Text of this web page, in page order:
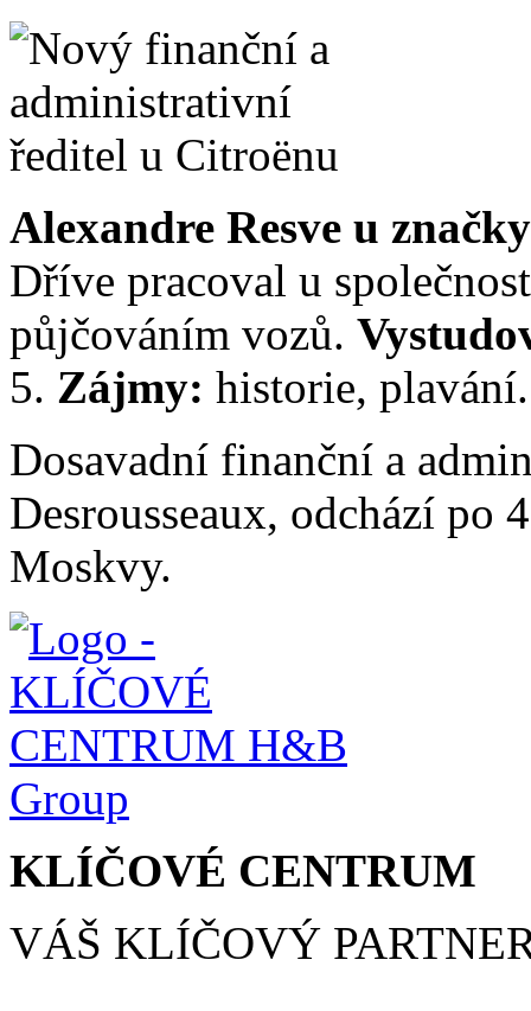
Alexandre Resve u
Dříve pracoval u
půjčováním vozů.
5. Zájmy: historie, plavání.
Dosavadní finanční a
Desrousseaux, odchází po
Moskvy.
KLÍČOVÉ CENTRUM
VÁŠ KLÍČOVÝ